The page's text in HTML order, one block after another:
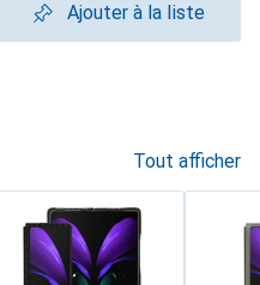
Ajouter à la liste
Tout afficher